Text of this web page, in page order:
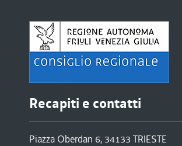
Recapiti e contatti
Piazza Oberdan 6, 34133 TRIESTE